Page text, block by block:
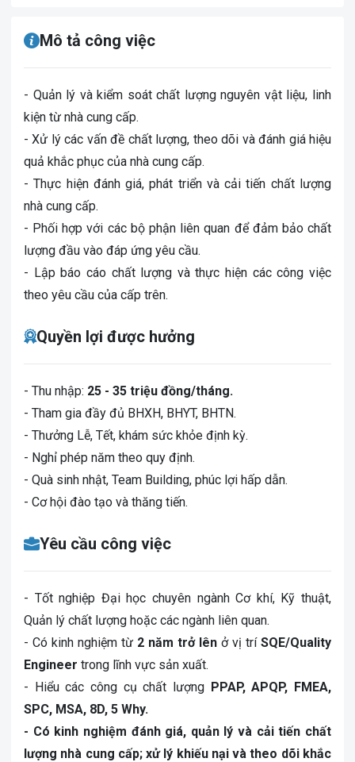
Mô tả công việc
- Quản lý và kiểm soát chất lượng nguyên vật liệu, linh
kiện từ nhà cung cấp.
- Xử lý các vấn đề chất lượng, theo dõi và đánh giá hiệu
quả khắc phục của nhà cung cấp.
- Thực hiện đánh giá, phát triển và cải tiến chất lượng
nhà cung cấp.
- Phối hợp với các bộ phận liên quan để đảm bảo chất
lượng đầu vào đáp ứng yêu cầu.
- Lập báo cáo chất lượng và thực hiện các công việc
theo yêu cầu của cấp trên.
Quyền lợi được hưởng
- Thu nhập: 25 - 35 triệu đồng/tháng.
- Tham gia đầy đủ BHXH, BHYT, BHTN.
- Thưởng Lễ, Tết, khám sức khỏe định kỳ.
- Nghỉ phép năm theo quy định.
- Quà sinh nhật, Team Building, phúc lợi hấp dẫn.
- Cơ hội đào tạo và thăng tiến.
Yêu cầu công việc
- Tốt nghiệp Đại học chuyên ngành Cơ khí, Kỹ thuật,
Quản lý chất lượng hoặc các ngành liên quan.
- Có kinh nghiệm từ 2 năm trở lên ở vị trí SQE/Quality
Engineer trong lĩnh vực sản xuất.
- Hiểu các công cụ chất lượng PPAP, APQP, FMEA,
SPC, MSA, 8D, 5 Why.
- Có kinh nghiệm đánh giá, quản lý và cải tiến chất
lượng nhà cung cấp; xử lý khiếu nại và theo dõi khắc